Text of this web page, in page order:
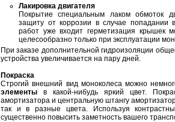
Лакировка двигателя
Покрытие специальным лаком обмоток
защиту от коррозии в случае попадании
работ уже входит герметизация крышек
целесообразно только при эксплуатации
При заказе дополнительной гидроизоляции
устройства увеличивается на пару дней.
Покраска
Строгий внешний вид моноколеса можно
элементы в какой-нибудь яркий цвет.
амортизатора и центральную штангу
так и в разные цвета. Используя
существенно повысить заметность вашего